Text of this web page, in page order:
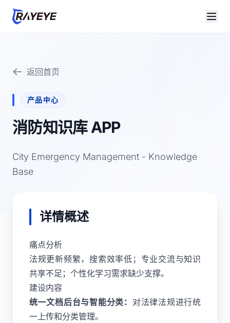
返回首页
产品中心
消防知识库 APP
City Emergency Management - Knowledge
Base
详情概述
痛点分析
法规更新频繁，搜索效率低；专业交流与知识
共享不足；个性化学习需求缺少支撑。
建设内容
统一文档后台与智能分类： 对法律法规进行统
一上传和分类管理。